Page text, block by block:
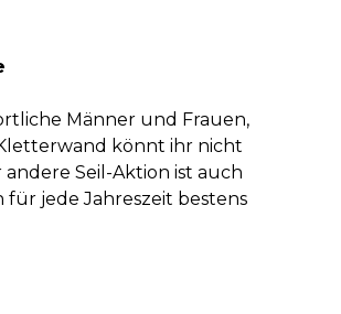
Männer und Frauen,
könnt ihr nicht
Seil-Aktion ist auch
für jede Jahreszeit bestens